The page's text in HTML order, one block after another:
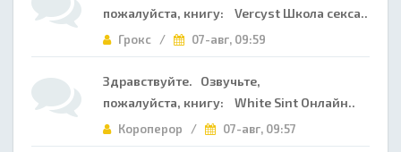
пожалуйста, книгу: Vercyst Школа секса..
Грокс / 07-авг, 09:59
Здравствуйте. Озвучьте,
пожалуйста, книгу: White Sint Онлайн..
Короперор / 07-авг, 09:57